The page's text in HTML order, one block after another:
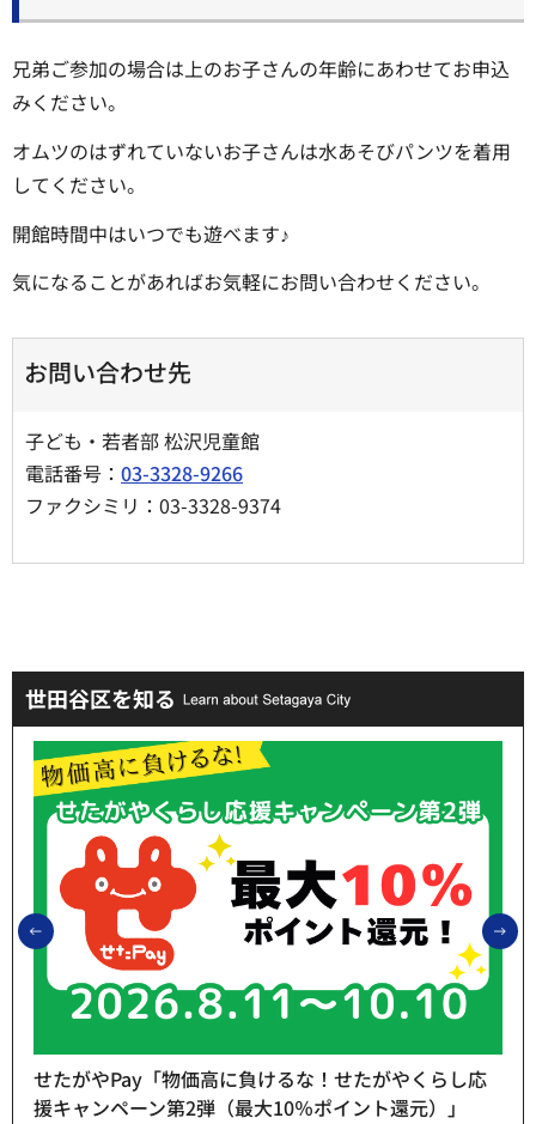
兄弟ご参加の場合は上のお子さんの年齢にあわせてお申込
みください。
オムツのはずれていないお子さんは水あそびパンツを着用
してください。
開館時間中はいつでも遊べます♪
気になることがあればお気軽にお問い合わせください。
お問い合わせ先
子ども・若者部 松沢児童館
電話番号： 03-3328-9266
ファクシミリ：03-3328-9374
世田谷区を知る
前のスライドを表示
せたがやPay「物価高に負けるな！せたがやくらし応
援キャンペーン第2弾（最大10％ポイント還元）」